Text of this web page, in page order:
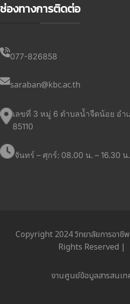
ช่องทางการติดต่อ
077-826858
saraban@kbc.ac.th
เลขที่ 3 หมู่ 6 ตำบลน้ำจืดน้อย อำ
85110
จันทร์ – ศุกร์: 08.00 น. – 16.30
Copyright 2024 วิทยาลัยการอาชี
Rights Reserved |
งานศูนย์ข้อมูลสารสนเ